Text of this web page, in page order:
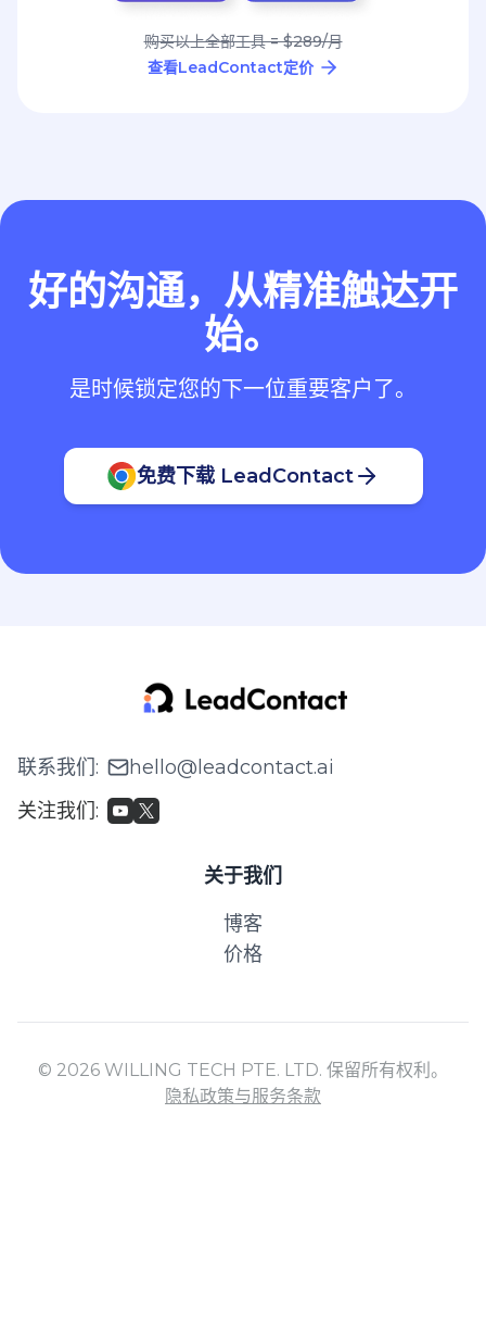
购买以上全部工具 = $289/月
查看LeadContact定价
好的沟通，从精准触达开
始。
是时候锁定您的下一位重要客户了。
免费下载 LeadContact
联系我们:
hello@leadcontact.ai
关注我们:
关于我们
博客
价格
© 2026 WILLING TECH PTE. LTD. 保留所有权利。
隐私政策与服务条款